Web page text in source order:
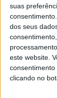
suas
consentimento.
dos seus
este website.
clicando no
Portevidro
Redacção - 10